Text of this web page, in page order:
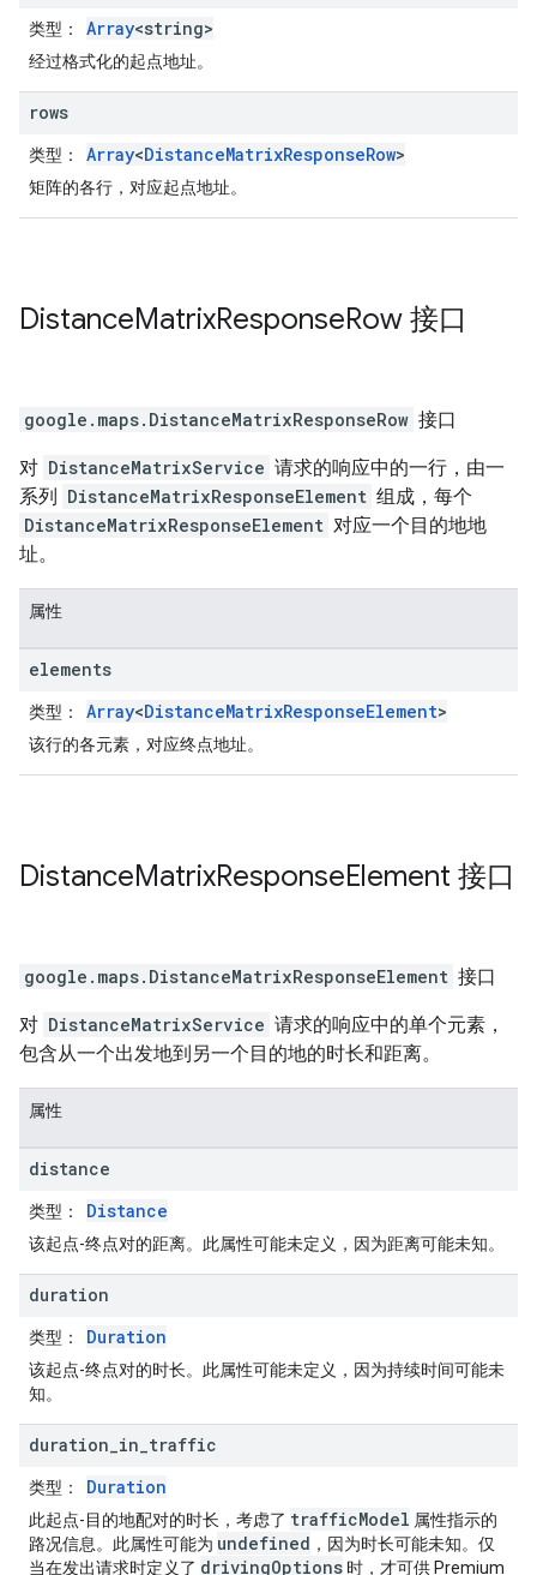
类型 ： Array<string>
经过格式化的起点地址。
rows
类型 ： Array<DistanceMatrixResponseRow>
矩阵的各行，对应起点地址。
DistanceMatrixResponseRow 接口
google.maps. DistanceMatrixResponseRow 接口
对 DistanceMatrixService 请求的响应中的一行，由一
系列 DistanceMatrixResponseElement 组成，每个
DistanceMatrixResponseElement 对应一个目的地地
址。
属性
elements
类型 ： Array<DistanceMatrixResponseElement>
该行的各元素，对应终点地址。
DistanceMatrixResponseElement 接口
google.maps. DistanceMatrixResponseElement 接口
对 DistanceMatrixService 请求的响应中的单个元素，
包含从一个出发地到另一个目的地的时长和距离。
属性
distance
类型 ： Distance
该起点-终点对的距离。此属性可能未定义，因为距离可能未知。
duration
类型 ： Duration
该起点-终点对的时长。此属性可能未定义，因为持续时间可能未
知。
duration in traffic
类型 ： Duration
此起点-目的地配对的时长，考虑了 trafficModel 属性指示的
路况信息。此属性可能为 undefined ，因为时长可能未知。仅
当在发出请求时定义了 drivingOptions 时，才可供 Premium